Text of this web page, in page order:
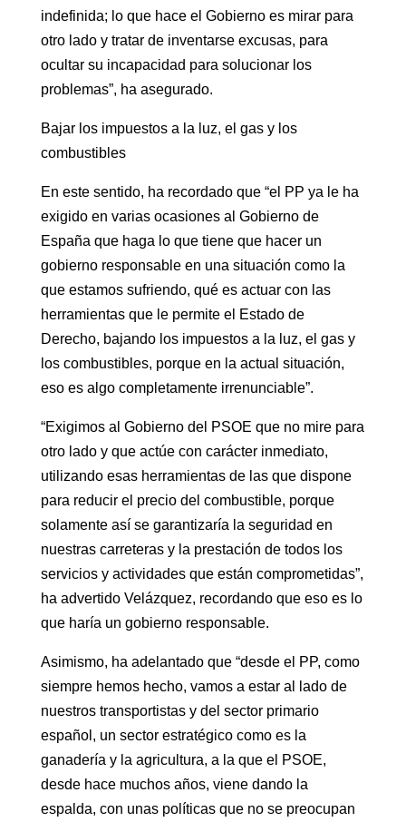
indefinida; lo que hace el Gobierno es mirar para
otro lado y tratar de inventarse excusas, para
ocultar su incapacidad para solucionar los
problemas”, ha asegurado.
Bajar los impuestos a la luz, el gas y los
combustibles
En este sentido, ha recordado que “el PP ya le ha
exigido en varias ocasiones al Gobierno de
España que haga lo que tiene que hacer un
gobierno responsable en una situación como la
que estamos sufriendo, qué es actuar con las
herramientas que le permite el Estado de
Derecho, bajando los impuestos a la luz, el gas y
los combustibles, porque en la actual situación,
eso es algo completamente irrenunciable”.
“Exigimos al Gobierno del PSOE que no mire para
otro lado y que actúe con carácter inmediato,
utilizando esas herramientas de las que dispone
para reducir el precio del combustible, porque
solamente así se garantizaría la seguridad en
nuestras carreteras y la prestación de todos los
servicios y actividades que están comprometidas”,
ha advertido Velázquez, recordando que eso es lo
que haría un gobierno responsable.
Asimismo, ha adelantado que “desde el PP, como
siempre hemos hecho, vamos a estar al lado de
nuestros transportistas y del sector primario
español, un sector estratégico como es la
ganadería y la agricultura, a la que el PSOE,
desde hace muchos años, viene dando la
espalda, con unas políticas que no se preocupan